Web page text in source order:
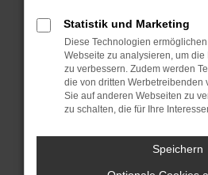
Betriebssystem auf dem
sind.
Veraltete Software birgt
Sicherheitsrisiko, sondern
führen, dass bestimmte
unterstützt werden.
Wende dich an den
Wenn du alle oben
hast, kontaktiere uns bitte.
Statistik und Marketing
Diese Technologien
Webseite zu analysieren, um die
zu verbessern. Zudem werden
die von dritten Werbetreibenden
Sie auf anderen Webseiten zu
zu schalten, die für Ihre
Speichern